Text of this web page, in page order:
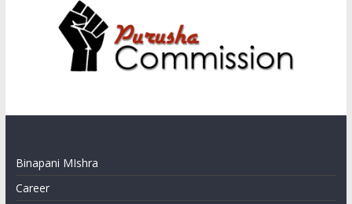
Binapani MIshra
Career